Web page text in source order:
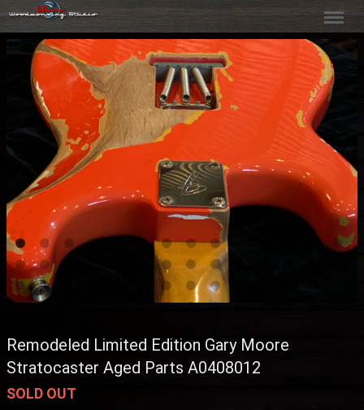
Menu
Remodeled Limited Edition Gary Moore
Stratocaster Aged Parts A0408012
SOLD OUT